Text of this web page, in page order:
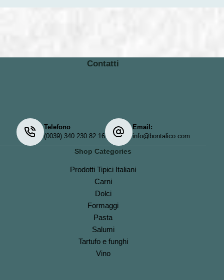
Contatti
Telefono
(0039) 340 230 82 16
Email:
info@bontalico.com
Shop Categories
Prodotti Tipici Italiani
Carni
Dolci
Formaggi
Pasta
Salumi
Tartufo e funghi
Vino